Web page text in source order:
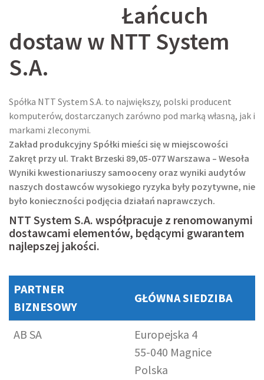
Łańcuch
dostaw w NTT System
S.A.
Spółka NTT System S.A. to największy, polski producent
komputerów, dostarczanych zarówno pod marką własną, jak i
markami zleconymi.
Zakład produkcyjny Spółki mieści się w miejscowości
Zakręt przy ul. Trakt Brzeski 89,05-077 Warszawa – Wesoła
Wyniki kwestionariuszy samooceny oraz wyniki audytów
naszych dostawców wysokiego ryzyka były pozytywne, nie
było konieczności podjęcia działań naprawczych.
NTT System S.A. współpracuje z renomowanymi
dostawcami elementów, będącymi gwarantem
najlepszej jakości.
PARTNER
BIZNESOWY
GŁÓWNA SIEDZIBA
AB SA
Europejska 4
55-040 Magnice
Polska